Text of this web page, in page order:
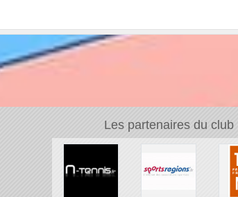
Les partenaires du club